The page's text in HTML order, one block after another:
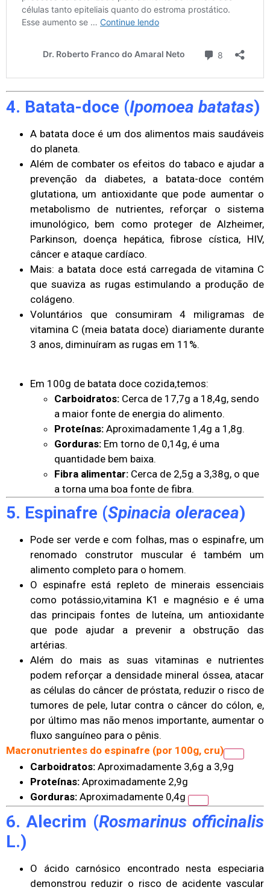
4. Batata-doce (Ipomoea batatas)
A batata doce é um dos alimentos mais saudáveis
do planeta.
Além de combater os efeitos do tabaco e ajudar a
prevenção da diabetes, a batata-doce contém
glutationa, um antioxidante que pode aumentar o
metabolismo de nutrientes, reforçar o sistema
imunológico, bem como proteger de Alzheimer,
Parkinson, doença hepática, fibrose cística, HIV,
câncer e ataque cardíaco.
Mais: a batata doce está carregada de vitamina C
que suaviza as rugas estimulando a produção de
colágeno.
Voluntários que consumiram 4 miligramas de
vitamina C (meia batata doce) diariamente durante
3 anos, diminuíram as rugas em 11%.
Em 100g de batata doce cozida,temos:
Carboidratos: Cerca de 17,7g a 18,4g, sendo
a maior fonte de energia do alimento.
Proteínas: Aproximadamente 1,4g a 1,8g.
Gorduras: Em torno de 0,14g, é uma
quantidade bem baixa.
Fibra alimentar: Cerca de 2,5g a 3,38g, o que
a torna uma boa fonte de fibra.
5. Espinafre (Spinacia oleracea)
Pode ser verde e com folhas, mas o espinafre, um
renomado construtor muscular é também um
alimento completo para o homem.
O espinafre está repleto de minerais essenciais
como potássio,vitamina K1 e magnésio e é uma
das principais fontes de luteína, um antioxidante
que pode ajudar a prevenir a obstrução das
artérias.
Além do mais as suas vitaminas e nutrientes
podem reforçar a densidade mineral óssea, atacar
as células do câncer de próstata, reduzir o risco de
tumores de pele, lutar contra o câncer do cólon, e,
por último mas não menos importante, aumentar o
fluxo sanguíneo para o pênis.
Macronutrientes do espinafre (por 100g, cru)
Carboidratos: Aproximadamente 3,6g a 3,9g
Proteínas: Aproximadamente 2,9g
Gorduras: Aproximadamente 0,4g
6. Alecrim (Rosmarinus officinalis
L.)
O ácido carnósico encontrado nesta especiaria
demonstrou reduzir o risco de acidente vascular